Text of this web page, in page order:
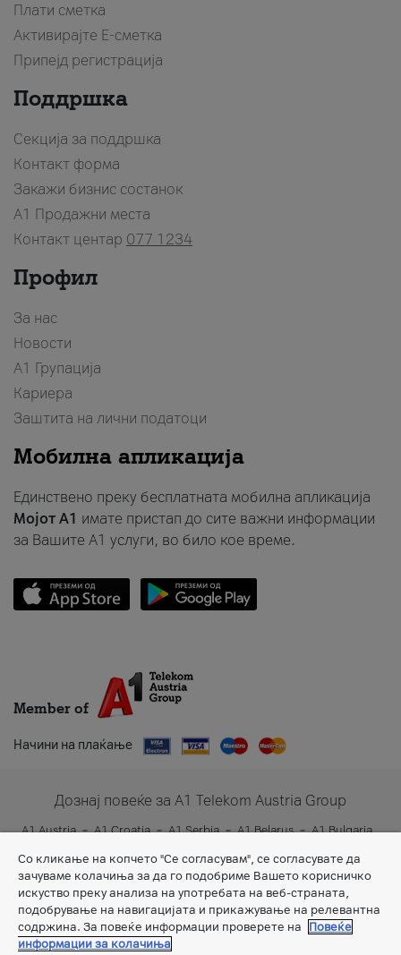
Плати сметка
Активирајте Е-сметка
Припејд регистрација
Поддршка
Секција за поддршка
Контакт форма
Закажи бизнис состанок
A1 Продажни места
Контакт центар 077 1234
Профил
За нас
Новости
А1 Групација
Кариера
Заштита на лични податоци
Мобилна апликација
Единствено преку бесплатната мобилна апликација
Мојот A1 имате пристап до сите важни информации
за Вашите A1 услуги, во било кое време.
Member of
Начини на плаќање
Дознај повеќе за A1 Telekom Austria Group
A1 Austria A1 Croatia A1 Serbia A1 Belarus
A1 Bulgaria
A1 Slovenia
A1 Digital
Со кликање на копчето "Се согласувам", се согласувате да
зачуваме колачиња за да го подобриме Вашето корисничко
искуство преку анализа на употребата на веб-страната,
подобрување на навигацијата и прикажување на релевантна
содржина. За повеќе информации проверете на
Повеќе
информации за колачиња